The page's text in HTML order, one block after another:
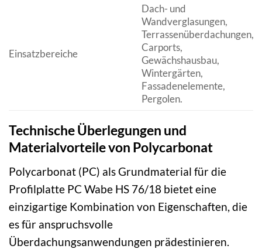
Einsatzbereiche
Dach- und
Wandverglasungen,
Terrassenüberdachungen,
Carports,
Gewächshausbau,
Wintergärten,
Fassadenelemente,
Pergolen.
Technische Überlegungen und
Materialvorteile von Polycarbonat
Polycarbonat (PC) als Grundmaterial für die
Profilplatte PC Wabe HS 76/18 bietet eine
einzigartige Kombination von Eigenschaften, die
es für anspruchsvolle
Überdachungsanwendungen prädestinieren.